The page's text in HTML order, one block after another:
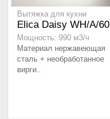
Вытяжка для кухни
Elica Daisy WH/A/60
Мощность: 990 м3/ч
Материал нержавеющая
сталь + необработанное
вирги..